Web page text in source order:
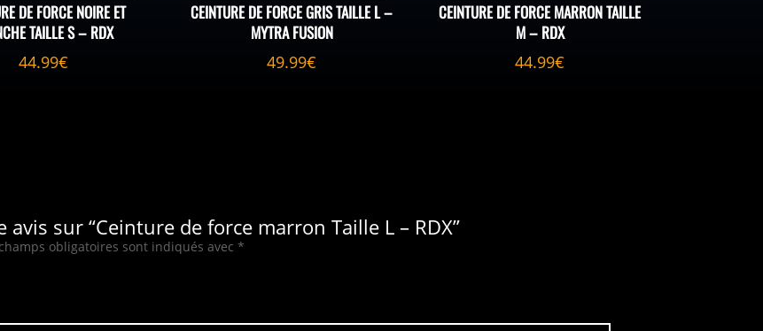
DE FORCE NOIRE ET
TAILLE S – RDX
44.99€
CEINTURE DE FORCE GRIS TAILLE L –
MYTRA FUSION
49.99€
CEINTURE DE FORCE MARRON TAILLE
M – RDX
44.99€
sur “Ceinture de force marron Taille L – RDX”
obligatoires sont indiqués avec *